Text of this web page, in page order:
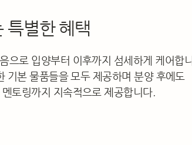
특별한 혜택
으로 입양부터 이후까지 섬세하게 케어합니
기본 물품들을 모두 제공하며 분양 후에도
토링까지 지속적으로 제공합니다.